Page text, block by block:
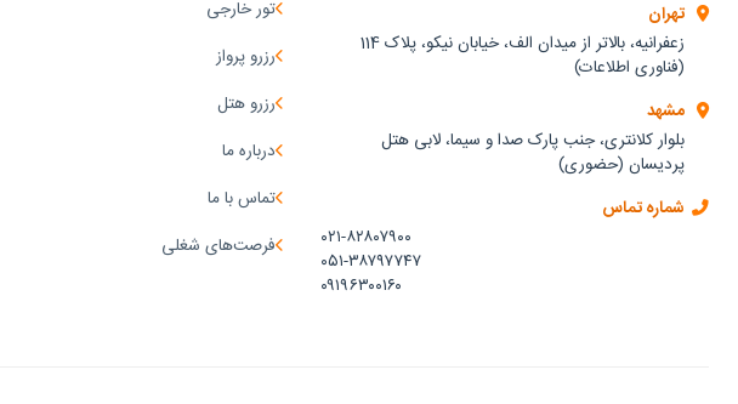
تهران
زعفرانیه، بالاتر از میدان الف، خیابان نیکو، پلاک 114
(فناوری اطلاعات)
مشهد
بلوار کلانتری، جنب پارک صدا و سیما، لابی هتل
پردیسان (حضوری)
شماره تماس
۰۲۱-۸۲۸۰۷۹۰۰
۰۵۱-۳۸۷۹۷۷۴۷
۰۹۱۹۶۳۰۰۱۶۰
تور خارجی
رزرو پرواز
رزرو هتل
درباره ما
تماس با ما
فرصت‌های شغلی